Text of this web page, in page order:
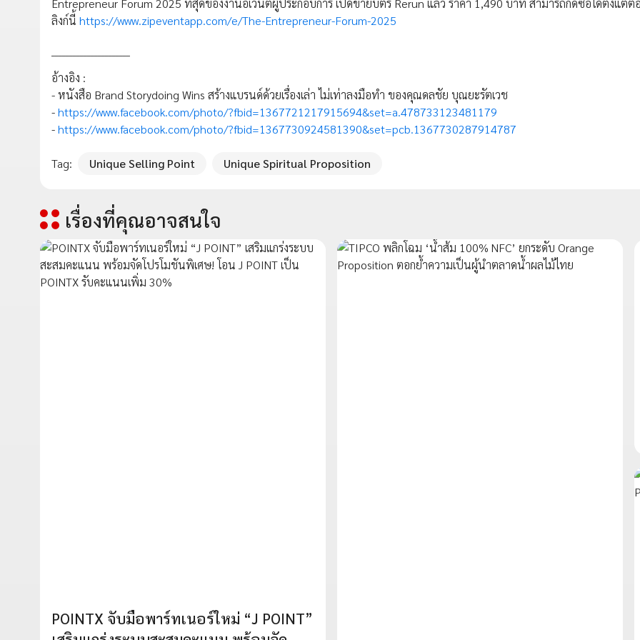
Entrepreneur Forum 2025 ที่สุดของงานอิเวนต์ผู้ประกอบการ เปิดขายบัตร Rerun แล้ว ราคา 1,490 บาท สามารถกดซื้อได้ตั้งแต่
ลิงก์นี้ https://www.zipeventapp.com/e/The-Entrepreneur-Forum-2025
อ้างอิง :
- หนังสือ Brand Storydoing Wins สร้างแบรนด์ด้วยเรื่องเล่า ไม่เท่าลงมือทำ ของคุณดลชัย บุณยะรัตเวช
-https://www.facebook.com/photo/?fbid=1367721217915694&set=a.478733123481179
-https://www.facebook.com/photo/?fbid=1367730924581390&set=pcb.1367730287914787
Tag: Unique Selling Point Unique Spiritual Proposition
เรื่องที่คุณอาจสนใจ
POINTX จับมือพาร์ทเนอร์ใหม่ “J POINT”